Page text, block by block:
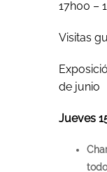
17h00 –
Visitas
de junio
Jueves